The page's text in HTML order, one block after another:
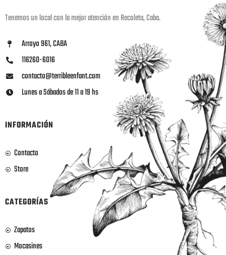
Tenemos un local con la mejor atención en Recoleta, Caba.
Arroyo 961, CABA
116260-6016
contacto@terribleenfant.com
Lunes a Sábados de 11 a 19 hs
INFORMACIÓN
Contacto
Store
CATEGORÍAS
Zapatos
Mocasines